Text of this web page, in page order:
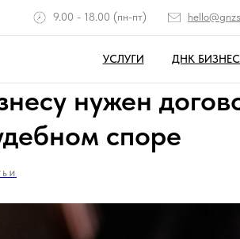
9.00 - 18.00 (пн-пт)
УСЛУГИ ДНК
нужен
споре